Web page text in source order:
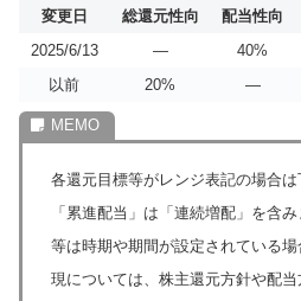
変更日 総還元性向 配当性向
2025/6/13
― 40%
以前
20% ―
各還元目標等がレンジ表記の場合は
「累進配当」は「連続増配」を含
等は時期や期間が設定されている
現については、株主還元方針や配